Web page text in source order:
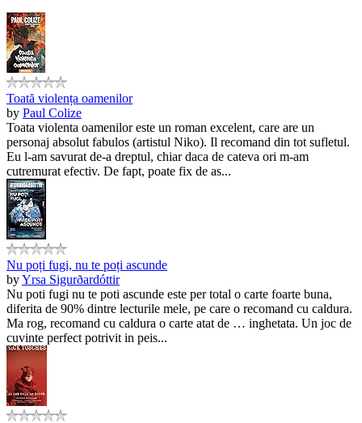
Toată violența oamenilor
by Paul Colize
Toata violenta oamenilor este un roman excelent, care are un
personaj absolut fabulos (artistul Niko). Il recomand din tot sufletul.
Eu l-am savurat de-a dreptul, chiar daca de cateva ori m-am
cutremurat efectiv. De fapt, poate fix de as...
Nu poți fugi, nu te poți ascunde
byYrsa Sigurðardóttir
Nu poti fugi nu te poti ascunde este per total o carte foarte buna,
diferita de 90% dintre lecturile mele, pe care o recomand cu caldura.
Ma rog, recomand cu caldura o carte atat de … inghetata. Un joc de
cuvinte perfect potrivit in peis...